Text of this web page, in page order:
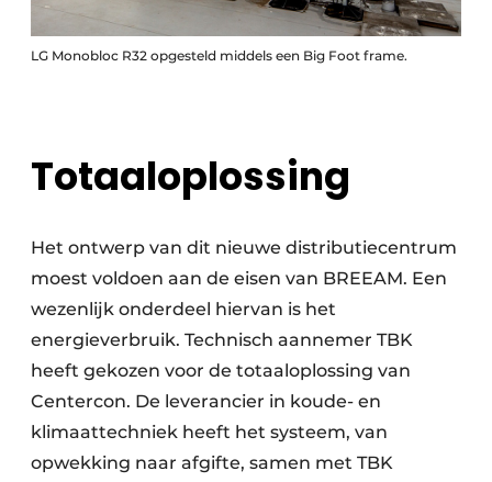
LG Monobloc R32 opgesteld middels een Big Foot frame.
Totaaloplossing
Het ontwerp van dit nieuwe distributiecentrum
moest voldoen aan de eisen van BREEAM. Een
wezenlijk onderdeel hiervan is het
energieverbruik. Technisch aannemer TBK
heeft gekozen voor de totaaloplossing van
Centercon. De leverancier in koude- en
klimaattechniek heeft het systeem, van
opwekking naar afgifte, samen met TBK